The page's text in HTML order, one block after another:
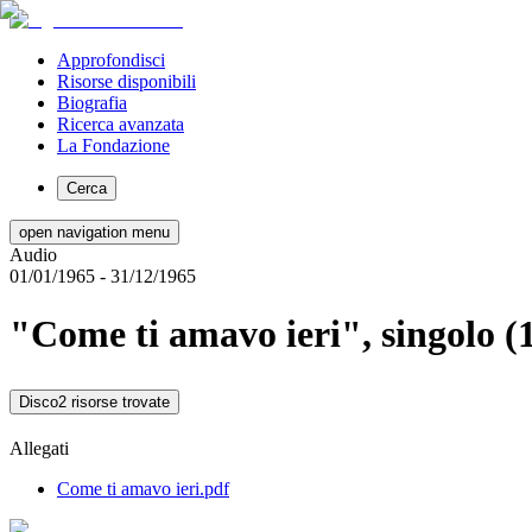
Approfondisci
Risorse disponibili
Biografia
Ricerca avanzata
La Fondazione
Cerca
open navigation menu
Audio
01/01/1965 - 31/12/1965
"Come ti amavo ieri", singolo
Disco2 risorse trovate
Allegati
Come ti amavo ieri.pdf